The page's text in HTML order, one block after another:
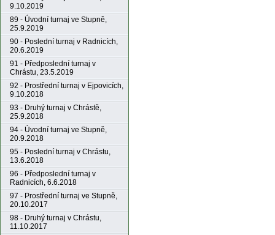
9.10.2019
89 - Úvodní turnaj ve Stupně,
25.9.2019
90 - Poslední turnaj v Radnicích,
20.6.2019
91 - Předposlední turnaj v
Chrástu, 23.5.2019
92 - Prostřední turnaj v Ejpovicích,
9.10.2018
93 - Druhý turnaj v Chrástě,
25.9.2018
94 - Úvodní turnaj ve Stupně,
20.9.2018
95 - Poslední turnaj v Chrástu,
13.6.2018
96 - Předposlední turnaj v
Radnicích, 6.6.2018
97 - Prostřední turnaj ve Stupně,
20.10.2017
98 - Druhý turnaj v Chrástu,
11.10.2017